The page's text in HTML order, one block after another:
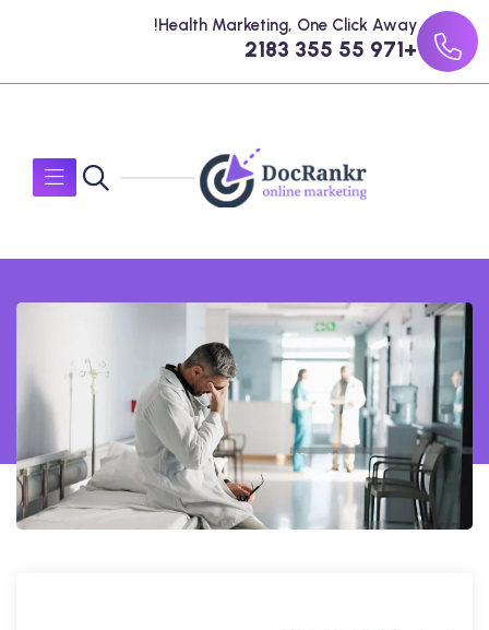
Health Marketing, One Click Away!
+971 55 355 2183